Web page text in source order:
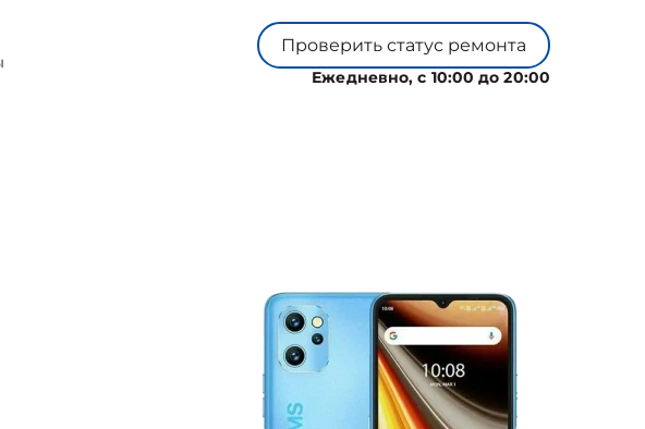
Проверить статус ремонта
Ежедневно, с 10:00 до 20:00